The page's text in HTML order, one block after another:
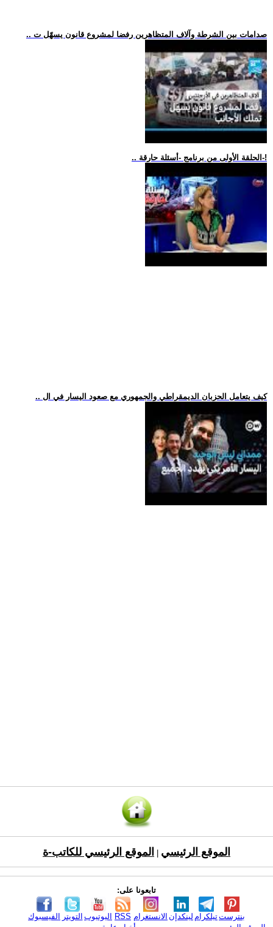
.. صدامات بين الشرطة وآلاف المتظاهرين رفضا لمشروع قانون يسهّل ت
.. الحلقة الأولى من برنامج -أسئلة حارقة-!
.. كيف يتعامل الحزبان الديمقراطي والجمهوري مع صعود اليسار في ال
الموقع الرئيسي الموقع الرئيسي للكاتب-ة
تابعونا على:
الفيسبوك التويتر اليوتيوب RSS الانستغرام لينكدإن تيلكرامبنترست